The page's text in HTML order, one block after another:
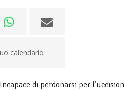
calendario
Incapace di perdonarsi per